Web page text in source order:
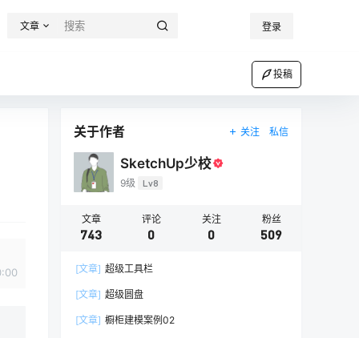
文章 登录
投稿
关于作者 关注 私信
SketchUp少校
9级 Lv8
文章
743
评论
0
关注
0
粉丝
509
[文章] 超级工具栏
[文章] 超级圆盘
[文章] 橱柜建模案例02